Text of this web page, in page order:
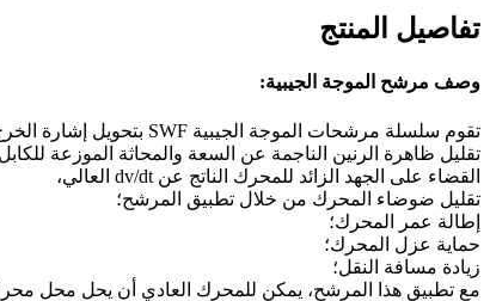
تفاصيل المنتج
وصف مرشح الموجة الجيبية:
تقوم سلسلة مرشحات الموجة الجيبية SWF بتحويل إشارة الخرج PWM لمحركات الأقراص إلى موجة جيبية ناعمة ذات بقايا منخفضة؛
تقليل ظاهرة الرنين الناجمة عن السعة والمحاثة الموزعة للكابل
القضاء على الجهد الزائد للمحرك الناتج عن dv/dt العالي،
تقليل ضوضاء المحرك من خلال تطبيق المرشح؛
إطالة عمر المحرك؛
حماية عزل المحرك؛
زيادة مسافة النقل؛
مع تطبيق هذا المرشح، يمكن للمحرك العادي أن يحل محل محرك